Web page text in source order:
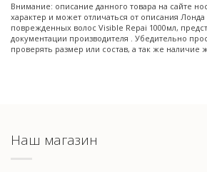
Внимание: описание данного товара на сайте
характер и может отличаться от описания
поврежденных волос Visible Repai 1000мл,
документации производителя . Убедительно
проверять размер или состав, а так же наличие
Наш магазин